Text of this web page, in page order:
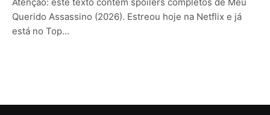
Querido Assassino (2026). Estreou hoje na Netflix e já
está no Top…